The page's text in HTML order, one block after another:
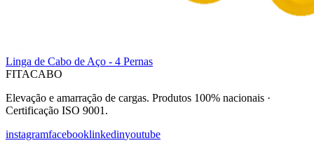
Linga de Cabo de Aço - 4 Pernas
FITACABO
Elevação e amarração de cargas. Produtos 100% nacionais ·
Certificação ISO 9001 .
instagramfacebooklinkedinyoutube